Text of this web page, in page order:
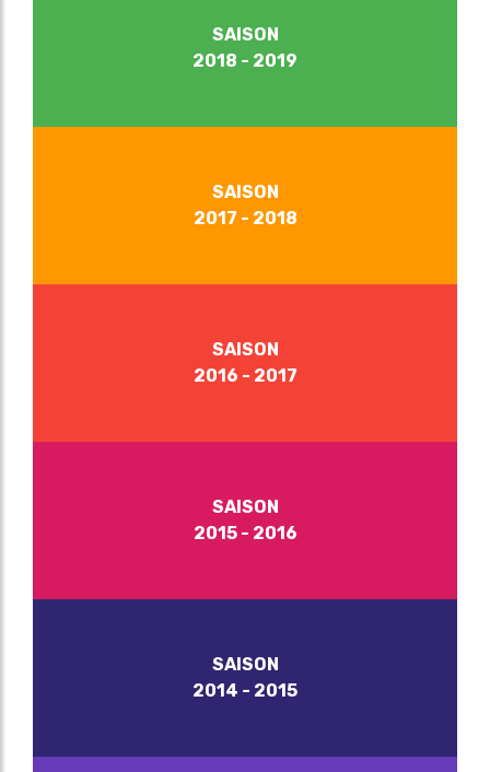
SAISON
2018 - 2019
SAISON
2017 - 2018
SAISON
2016 - 2017
SAISON
2015 - 2016
SAISON
2014 - 2015